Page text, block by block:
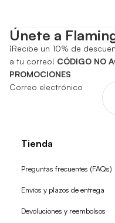
Únete a
¡Recibe un 10% de
a tu correo! CÓDIGO NO
PROMOCIONES
Correo electrónico
Tienda
Preguntas frecuentes (FAQs)
Envíos y plazos de entrega
Devoluciones y reembolsos